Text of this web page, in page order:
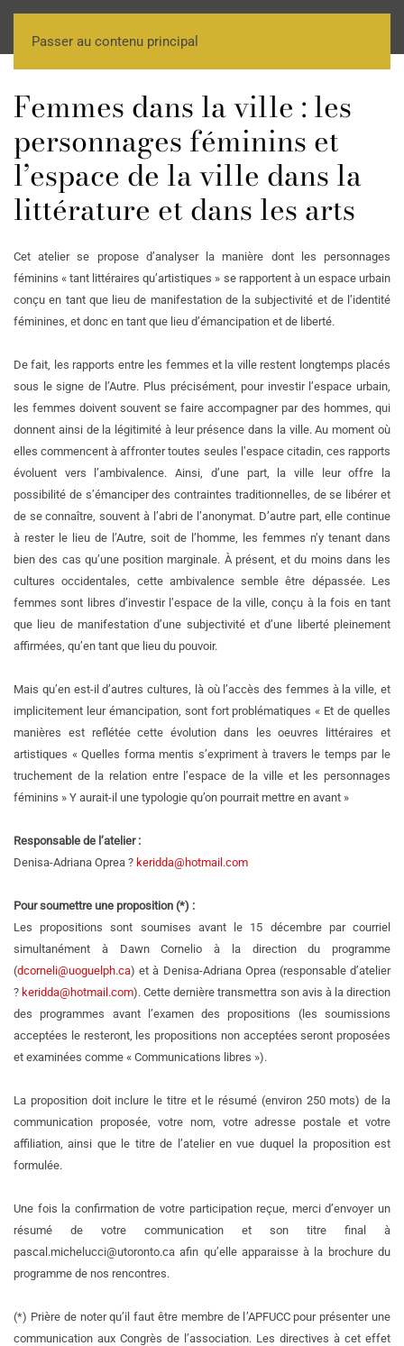
Passer au contenu principal
Femmes dans la ville : les
personnages féminins et
l’espace de la ville dans la
littérature et dans les arts
Cet atelier se propose d’analyser la manière dont les personnages
féminins « tant littéraires qu’artistiques » se rapportent à un espace urbain
conçu en tant que lieu de manifestation de la subjectivité et de l’identité
féminines, et donc en tant que lieu d’émancipation et de liberté.
De fait, les rapports entre les femmes et la ville restent longtemps placés
sous le signe de l’Autre. Plus précisément, pour investir l’espace urbain,
les femmes doivent souvent se faire accompagner par des hommes, qui
donnent ainsi de la légitimité à leur présence dans la ville. Au moment où
elles commencent à affronter toutes seules l’espace citadin, ces rapports
évoluent vers l’ambivalence. Ainsi, d’une part, la ville leur offre la
possibilité de s’émanciper des contraintes traditionnelles, de se libérer et
de se connaître, souvent à l’abri de l’anonymat. D’autre part, elle continue
à rester le lieu de l’Autre, soit de l’homme, les femmes n’y tenant dans
bien des cas qu’une position marginale. À présent, et du moins dans les
cultures occidentales, cette ambivalence semble être dépassée. Les
femmes sont libres d’investir l’espace de la ville, conçu à la fois en tant
que lieu de manifestation d’une subjectivité et d’une liberté pleinement
affirmées, qu’en tant que lieu du pouvoir.
Mais qu’en est-il d’autres cultures, là où l’accès des femmes à la ville, et
implicitement leur émancipation, sont fort problématiques « Et de quelles
manières est reflétée cette évolution dans les oeuvres littéraires et
artistiques « Quelles forma mentis s’expriment à travers le temps par le
truchement de la relation entre l’espace de la ville et les personnages
féminins » Y aurait-il une typologie qu’on pourrait mettre en avant »
Responsable de l’atelier :
Denisa-Adriana Oprea ? keridda@hotmail.com
Pour soumettre une proposition (*) :
Les propositions sont soumises avant le 15 décembre par courriel
simultanément à Dawn Cornelio à la direction du programme
(dcorneli@uoguelph.ca) et à Denisa-Adriana Oprea (responsable d’atelier
? keridda@hotmail.com). Cette dernière transmettra son avis à la direction
des programmes avant l’examen des propositions (les soumissions
acceptées le resteront, les propositions non acceptées seront proposées
et examinées comme « Communications libres »).
La proposition doit inclure le titre et le résumé (environ 250 mots) de la
communication proposée, votre nom, votre adresse postale et votre
affiliation, ainsi que le titre de l’atelier en vue duquel la proposition est
formulée.
Une fois la confirmation de votre participation reçue, merci d’envoyer un
résumé de votre communication et son titre final à
pascal.michelucci@utoronto.ca afin qu’elle apparaisse à la brochure du
programme de nos rencontres.
(*) Prière de noter qu’il faut être membre de l’APFUCC pour présenter une
communication aux Congrès de l’association. Les directives à cet effet